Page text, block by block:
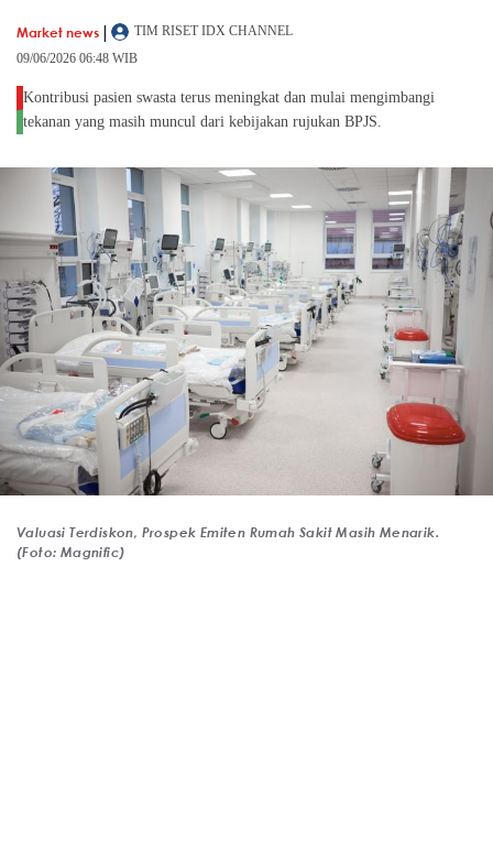
Market news |
TIM RISET IDX CHANNEL
09/06/2026 06:48 WIB
Kontribusi pasien swasta terus meningkat dan mulai mengimbangi
tekanan yang masih muncul dari kebijakan rujukan BPJS.
Valuasi Terdiskon, Prospek Emiten Rumah Sakit Masih Menarik.
(Foto: Magnific)